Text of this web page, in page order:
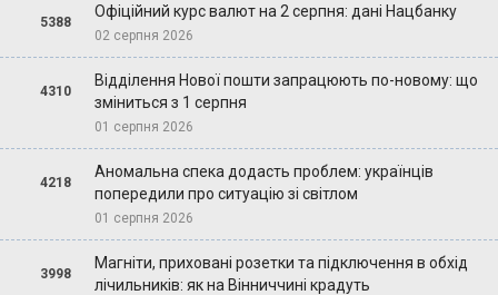
5388
Офіційний курс валют на 2 серпня: дані Нацбанку
02 серпня 2026
4310
Відділення Нової пошти запрацюють по-новому: що
зміниться з 1 серпня
01 серпня 2026
4218
Аномальна спека додасть проблем: українців
попередили про ситуацію зі світлом
01 серпня 2026
3998
Магніти, приховані розетки та підключення в обхід
лічильників: як на Вінниччині крадуть